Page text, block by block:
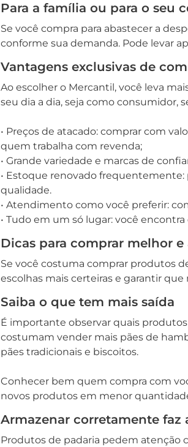
Para a família ou para o seu
Se você compra para abastecer a
conforme sua demanda. Pode levar
Vantagens exclusivas de
Ao escolher o Mercantil, você leva
seu dia a dia, seja como consumidor,
• Preços de atacado: comprar com
quem trabalha com revenda;
• Grande variedade e marcas de
• Estoque renovado
qualidade.
• Atendimento como você preferir:
• Tudo em um só lugar: você
Dicas para comprar melhor
Se você costuma comprar produtos
escolhas mais certeiras e garantir que
Saiba o que tem mais saída
É importante observar quais
costumam vender mais pães de
pães tradicionais e biscoitos.
Conhecer bem quem compra com
novos produtos em menor
Armazenar corretamente faz
Produtos de padaria pedem atenção